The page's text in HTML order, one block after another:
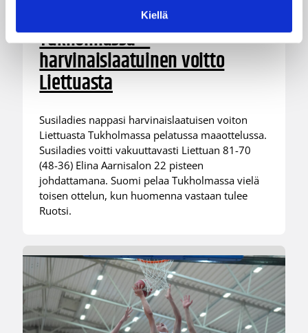
Kiellä
Susiladiesin puolustus rautaa
Tukholmassa –
harvinaislaatuinen voitto
Liettuasta
Susiladies nappasi harvinaislaatuisen voiton
Liettuasta Tukholmassa pelatussa maaottelussa.
Susiladies voitti vakuuttavasti Liettuan 81-70
(48-36) Elina Aarnisalon 22 pisteen
johdattamana. Suomi pelaa Tukholmassa vielä
toisen ottelun, kun huomenna vastaan tulee
Ruotsi.